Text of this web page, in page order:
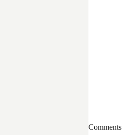
Comments